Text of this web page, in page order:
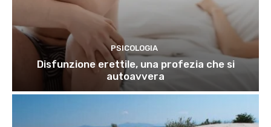
PSICOLOGIA
Disfunzione erettile, una profezia che si
autoavvera